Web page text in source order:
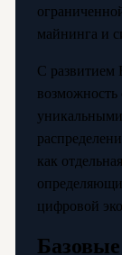
майнинга и
С развитием
возможность
как
цифровой